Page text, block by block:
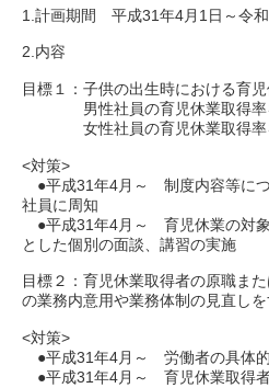
1.計画期間 平成31年4月1日～令
2.内容
目標１：子供の出生時における育
男性社員の育児休業取得率を
女性社員の育児休業取得率を
<対策>
●平成31年4月～ 制度内容等につ
社員に周知
●平成31年4月～ 育児休業の対象
とした個別の面談、講習の実施
目標２：育児休業取得者の原職ま
の業務内意用や業務体制の見直しを
<対策>
●平成31年4月～ 労働者の具体
●平成31年4月～ 育児休業取得